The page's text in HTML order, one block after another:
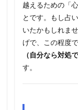
越えるための「
とです。もし占
いたかもしれま
げで、この程度
（自分なら対処
す。